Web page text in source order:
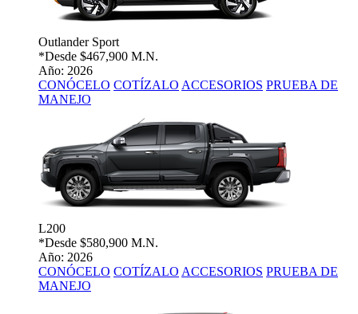
Outlander Sport
*Desde $467,900 M.N.
Año: 2026
CONÓCELO COTÍZALO ACCESORIOS PRUEBA DE
MANEJO
L200
*Desde $580,900 M.N.
Año: 2026
CONÓCELO COTÍZALO ACCESORIOS PRUEBA DE
MANEJO